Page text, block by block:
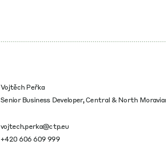
Vojtěch Peřka
Senior Business Developer, Central & North
vojtech.perka@ctp.eu
+420 606 609 999